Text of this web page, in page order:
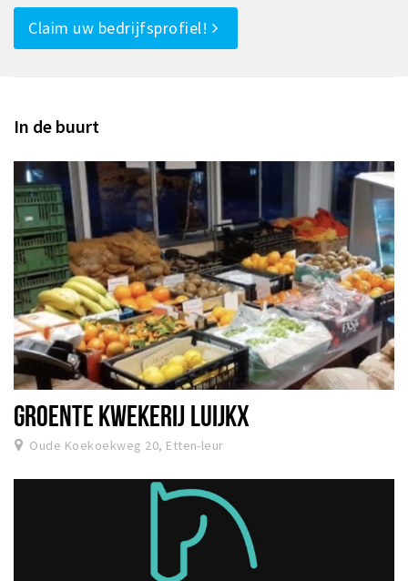
Claim uw bedrijfsprofiel!
In de buurt
GROENTE KWEKERIJ LUIJKX
Oude Koekoekweg 20, Etten-leur